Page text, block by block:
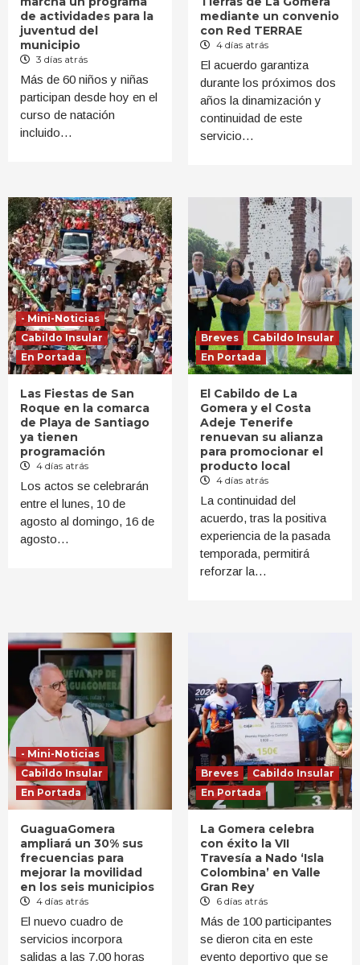
de actividades para la
juventud del
municipio
3 días atrás
Más de 60 niños y niñas
participan desde hoy en el
curso de natación
incluido…
mediante un convenio
con Red TERRAE
4 días atrás
El acuerdo garantiza
durante los próximos dos
años la dinamización y
continuidad de este
servicio…
- Mini-Noticias
Cabildo Insular
En Portada
Las Fiestas de San
Roque en la comarca
de Playa de Santiago
ya tienen
programación
4 días atrás
Los actos se celebrarán
entre el lunes, 10 de
agosto al domingo, 16 de
agosto…
Breves
Cabildo Insular
En Portada
El Cabildo de La
Gomera y el Costa
Adeje Tenerife
renuevan su alianza
para promocionar el
producto local
4 días atrás
La continuidad del
acuerdo, tras la positiva
experiencia de la pasada
temporada, permitirá
reforzar la…
- Mini-Noticias
Cabildo Insular
En Portada
GuaguaGomera
ampliará un 30% sus
frecuencias para
mejorar la movilidad
en los seis municipios
4 días atrás
El nuevo cuadro de
servicios incorpora
salidas a las 7.00 horas
Breves
Cabildo Insular
En Portada
La Gomera celebra
con éxito la VII
Travesía a Nado ‘Isla
Colombina’ en Valle
Gran Rey
6 días atrás
Más de 100 participantes
se dieron cita en este
evento deportivo que se